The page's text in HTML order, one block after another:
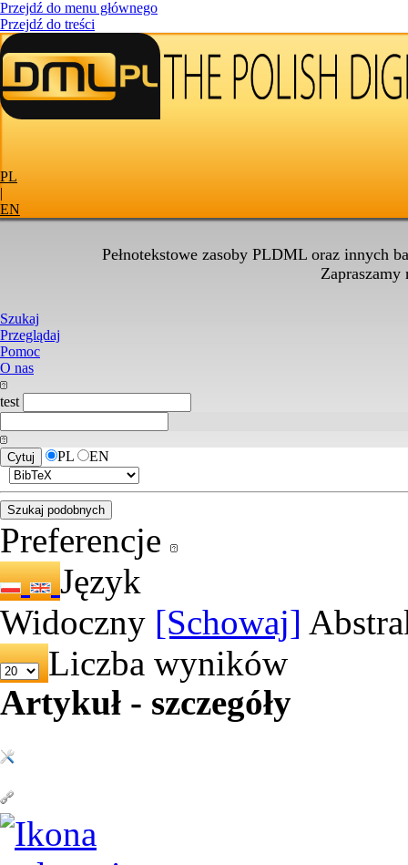
Przejdź do menu głównego
Przejdź do treści
PL
|
EN
Pełnotekstowe zasoby PLDML oraz innych
Zapraszamy
Szukaj
Przeglądaj
Pomoc
O nas
test
PL EN
Preferencje
Język
Widoczny [Schowaj]
Liczba wyników
Artykuł - szczegóły